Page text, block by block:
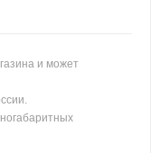
и может